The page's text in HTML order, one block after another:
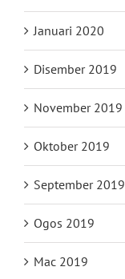
Januari 2020
Disember 2019
November 2019
Oktober 2019
September 2019
Ogos 2019
Mac 2019